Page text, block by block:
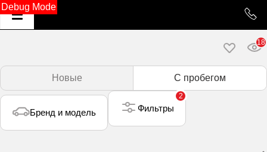
Debug Mode
18
Новые С пробегом
Бренд и модель
2
Фильтры